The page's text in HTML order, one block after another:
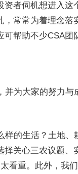
者伺机想进入这
常常为着理念
帮助不少CSA团
为大家的努力
的生活？土地、
关心三农议题
看重。此外，我